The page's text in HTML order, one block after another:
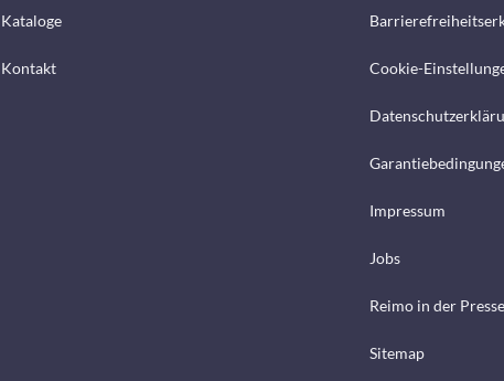
Kataloge
Kontakt Cookie-
Impressum
Jobs
Reimo in der Presse
Sitemap